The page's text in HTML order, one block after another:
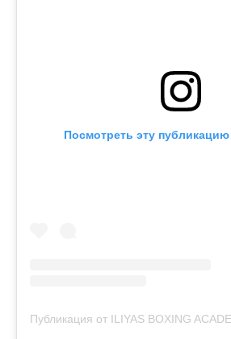
Посмотреть эту
Публикация от ILIYAS BOXING